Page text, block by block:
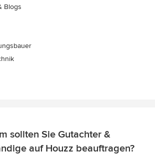
Blogs
sollten Sie Gutachter &
auf Houzz beauftragen?